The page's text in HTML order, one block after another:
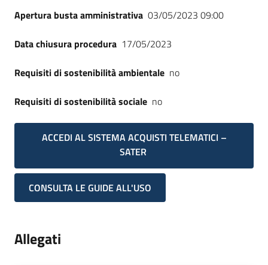
Apertura busta amministrativa 03/05/2023 09:00
Data chiusura procedura 17/05/2023
Requisiti di sostenibilità ambientale no
Requisiti di sostenibilità sociale no
ACCEDI AL SISTEMA ACQUISTI TELEMATICI –
SATER
CONSULTA LE GUIDE ALL'USO
Allegati